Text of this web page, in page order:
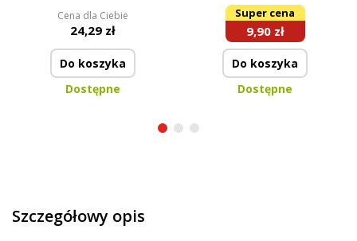
naskórka
Cena dla Ciebie
24,29 zł
Do koszyka
Dostępne
Super cena
9,90 zł
Do koszyka
Dostępne
Szczegółowy opis